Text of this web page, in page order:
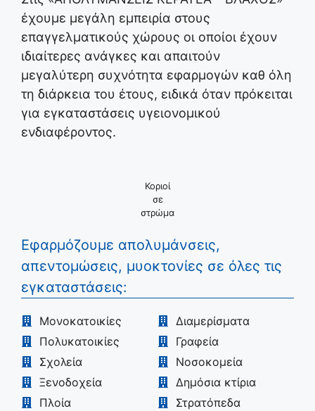
έχουμε μεγάλη εμπειρία στους
επαγγελματικούς χώρους οι οποίοι έχουν
ιδιαίτερες ανάγκες και απαιτούν
μεγαλύτερη συχνότητα εφαρμογών καθ όλη
τη διάρκεια του έτους, ειδικά όταν πρόκειται
για εγκαταστάσεις υγειονομικού
ενδιαφέροντος.
Κοριοί
σε
στρώμα
Εφαρμόζουμε απολυμάνσεις,
απεντομώσεις, μυοκτονίες σε όλες τις
εγκαταστάσεις:
Μονοκατοικίες
Διαμερίσματα
Πολυκατοικίες
Γραφεία
Σχολεία
Νοσοκομεία
Ξενοδοχεία
Δημόσια κτίρια
Πλοία
Στρατόπεδα